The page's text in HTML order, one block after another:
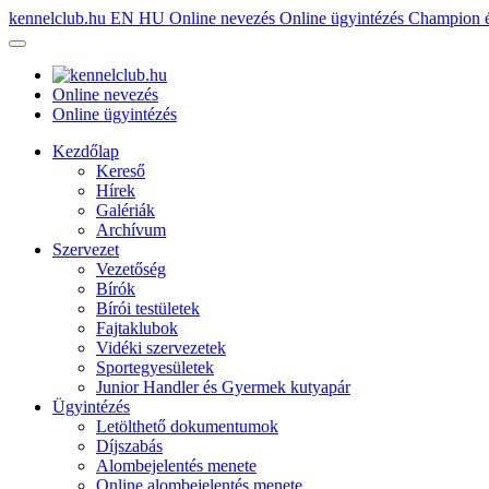
kennelclub.hu EN HU Online nevezés Online ügyintézés Champion
Online nevezés
Online ügyintézés
Kezdőlap
Kereső
Hírek
Galériák
Archívum
Szervezet
Vezetőség
Bírók
Bírói testületek
Fajtaklubok
Vidéki szervezetek
Sportegyesületek
Junior Handler és Gyermek kutyapár
Ügyintézés
Letölthető dokumentumok
Díjszabás
Alombejelentés menete
Online alombejelentés menete